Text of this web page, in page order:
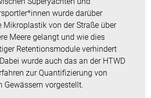
wurde darüber
Mikroplastik von der Straße über
Meere gelangt und wie dies
Retentionsmodule verhindert
wurde auch das an der HTWD
zur Quantifizierung von
Gewässern vorgestellt.